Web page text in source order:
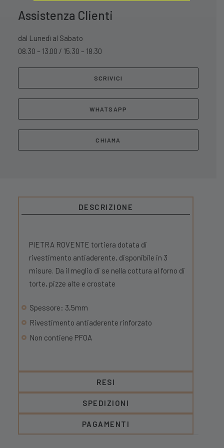
Assistenza Clienti
dal Lunedì al Sabato
08.30 – 13.00 / 15.30 – 18.30
SCRIVICI
WHATSAPP
CHIAMA
DESCRIZIONE
PIETRA ROVENTE tortiera dotata di
rivestimento antiaderente, disponibile in 3
misure. Da il meglio di se nella cottura al forno di
torte, pizze alte e crostate
Spessore: 3,5mm
Rivestimento antiaderente rinforzato
Non contiene PFOA
RESI
SPEDIZIONI
PAGAMENTI